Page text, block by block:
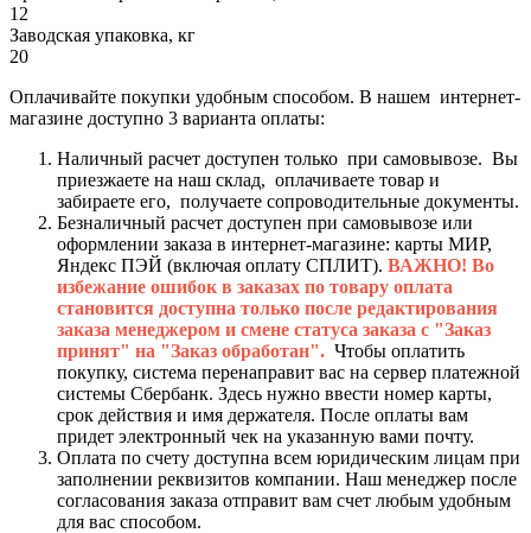
12
Заводская упаковка, кг
20
Оплачивайте покупки удобным способом. В нашем интернет-
магазине доступно 3 варианта оплаты:
Наличный расчет доступен только при самовывозе. Вы
приезжаете на наш склад, оплачиваете товар и
забираете его, получаете сопроводительные документы.
Безналичный расчет доступен при самовывозе или
оформлении заказа в интернет-магазине: карты МИР,
Яндекс ПЭЙ (включая оплату СПЛИТ). ВАЖНО! Во
избежание ошибок в заказах по товару оплата
становится доступна только после редактирования
заказа менеджером и смене статуса заказа с "Заказ
принят" на "Заказ обработан". Чтобы оплатить
покупку, система перенаправит вас на сервер платежной
системы Сбербанк. Здесь нужно ввести номер карты,
срок действия и имя держателя. После оплаты вам
придет электронный чек на указанную вами почту.
Оплата по счету доступна всем юридическим лицам при
заполнении реквизитов компании. Наш менеджер после
согласования заказа отправит вам счет любым удобным
для вас способом.